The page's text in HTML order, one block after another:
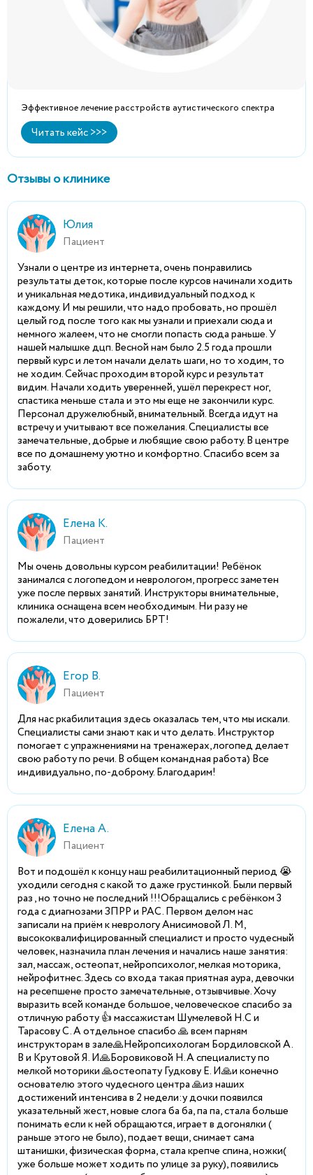
Эффективное лечение расстройств аутистического спектра
Читать кейс >>>
Отзывы о клинике
Юлия
Пациент
Узнали о центре из интернета, очень понравились
результаты деток, которые после курсов начинали ходить
и уникальная медотика, индивидуальный подход к
каждому. И мы решили, что надо пробовать, но прошёл
целый год после того как мы узнали и приехали сюда и
немного жалеем, что не смогли попасть сюда раньше. У
нашей малышке дцп. Весной нам было 2.5 года прошли
первый курс и летом начали делать шаги, но то ходим, то
не ходим. Сейчас проходим второй курс и результат
видим. Начали ходить уверенней, ушёл перекрест ног,
спастика меньше стала и это мы еще не закончили курс.
Персонал дружелюбный, внимательный. Всегда идут на
встречу и учитывают все пожелания. Специалисты все
замечательные, добрые и любящие свою работу. В центре
все по домашнему уютно и комфортно. Спасибо всем за
заботу.
Елена К.
Пациент
Мы очень довольны курсом реабилитации! Ребёнок
занимался с логопедом и неврологом, прогресс заметен
уже после первых занятий. Инструкторы внимательные,
клиника оснащена всем необходимым. Ни разу не
пожалели, что доверились БРТ!
Егор В.
Пациент
Для нас ркабилитация здесь оказалась тем, что мы искали.
Специалисты сами знают как и что делать. Инструктор
помогает с упражнениями на тренажерах,логопед делает
свою работу по речи. В общем командная работа) Все
индивидуально, по-доброму. Благодарим!
Елена А.
Пациент
Вот и подошёл к концу наш реабилитационный период 😭
уходили сегодня с какой то даже грустинкой. Были первый
раз , но точно не последний !!!Обращались с ребёнком 3
года с диагнозами ЗПРР и РАС. Первом делом нас
записали на приём к неврологу Анисимовой Л. М,
высококвалифицированный специалист и просто чудесный
человек, назначила план лечения и начались наше занятия:
зал, массаж, остеопат, нейропсихолог, мелкая моторика,
нейрофитнес. Здесь со входа такая приятная аура, девочки
на ресепшене просто замечательные, отзывчивые. Хочу
выразить всей команде большое, человеческое спасибо за
отличную работу 👍 массажистам Шумелевой Н.С и
Тарасову С. А отдельное спасибо 🙏 всем парням
инструкторам в зале🙏Нейропсихологам Бордиловской А.
В и Крутовой Я. И🙏Боровиковой Н.А специалисту по
мелкой моторики 🙏остеопату Гудкову Е. И🙏и конечно
основателю этого чудесного центра 🙏из наших
достижений интенсива в 2 недели:у дочки появился
указательный жест, новые слога ба ба, па па, стала больше
понимать если к ней обращаются, играет в догонялки (
раньше этого не было), подает вещи, снимает сама
штанишки, физическая форма, стала крепче спина, ножки(
уже больше может ходить по улице за руку), появились